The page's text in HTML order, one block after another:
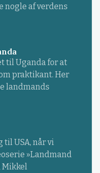
nogle af verdens
til Uganda for at
praktikant. Her
landmands
USA, når vi
»Landmand
Mikkel